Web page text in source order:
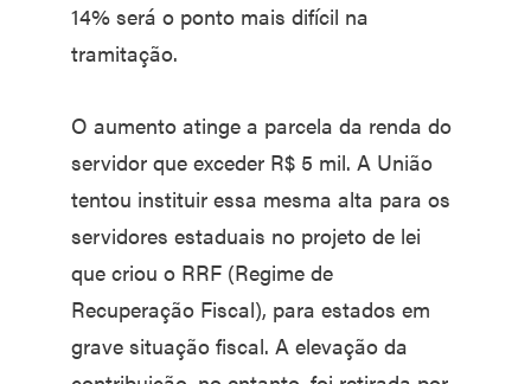
14% será o ponto mais difícil na
tramitação.
O aumento atinge a parcela da renda do
servidor que exceder R$ 5 mil. A União
tentou instituir essa mesma alta para os
servidores estaduais no projeto de lei
que criou o RRF (Regime de
Recuperação Fiscal), para estados em
grave situação fiscal. A elevação da